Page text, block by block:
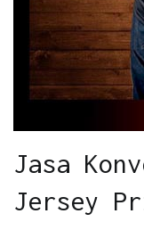
Jasa
Jersey